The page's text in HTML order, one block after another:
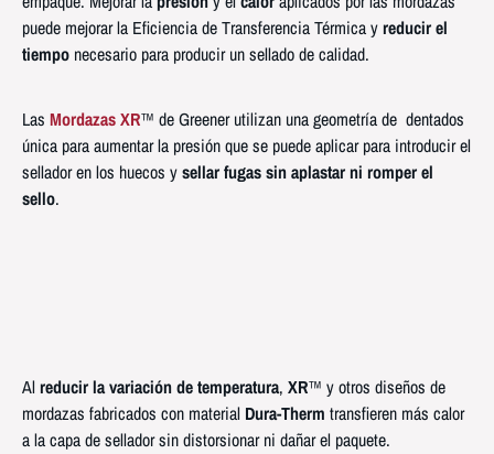
puede mejorar la Eficiencia de Transferencia Térmica yreducir el
tiempo necesario para producir un sellado de calidad.
Las Mordazas XR™ de Greener utilizan una geometría de dentados
única para aumentar la presión que se puede aplicar para introducir el
sellador en los huecos ysellar fugas sin aplastar ni romper el
sello.
Alreducir la variación de temperatura, XR™ y otros diseños de
mordazas fabricados con material Dura-Therm transfieren más calor
a la capa de sellador sin distorsionar ni dañar el paquete.